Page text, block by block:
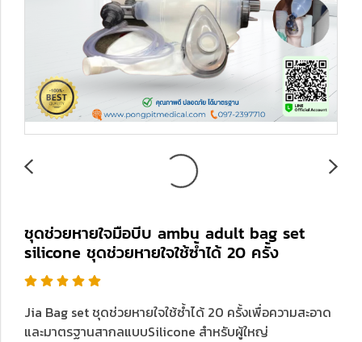
ชุดช่วยหายใจมือบีบ ambu adult bag set
silicone ชุดช่วยหายใจใช้ซ้ำได้ 20 ครั้ง
Jia Bag set ชุดช่วยหายใจใช้ซ้ำได้ 20 ครั้งเพื่อความสะอาด
และมาตรฐานสากลแบบSilicone สำหรับผู้ใหญ่